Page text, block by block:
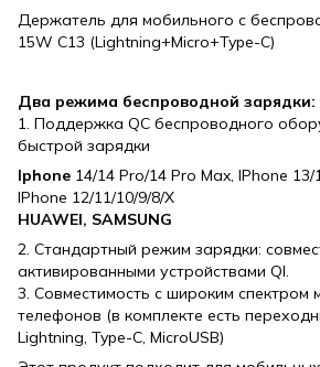
Держатель для мобильного с
15W C13 (Lightning+Micro+Type-C)
Два режима беспроводной зарядки:
1. Поддержка QC беспроводного
быстрой зарядки
Iphone 14/14 Pro/14 Pro Max, IPhone 13/
IPhone 12/11/10/9/8/X
HUAWEI, SAMSUNG
2. Стандартный режим зарядки:
активированными устройствами Ql.
3. Совместимость с широким спектром
телефонов (в комплекте есть
Lightning, Type-C, MicroUSB)